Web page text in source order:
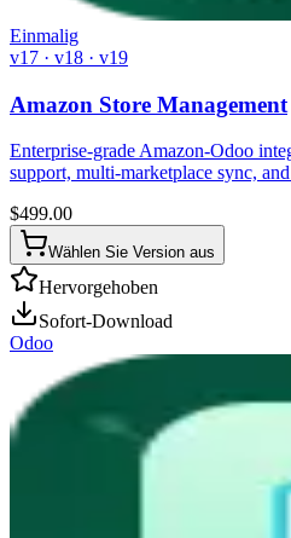
Einmalig
v17 · v18 · v19
Amazon Store Management
Enterprise-grade Amazon-Odoo
support, multi-marketplace sync,
$499.00
Wählen Sie Version aus
Hervorgehoben
Sofort-Download
Odoo